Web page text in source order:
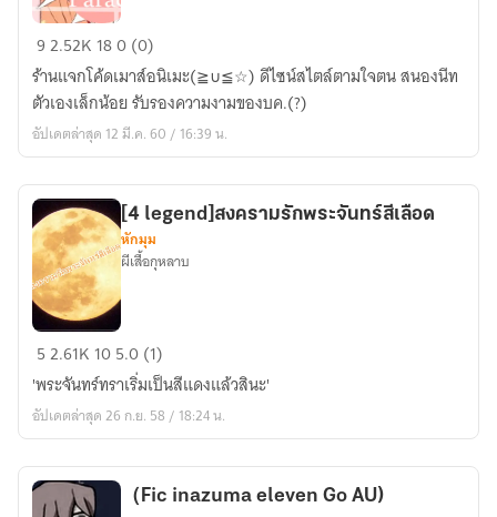
รัก
ใสๆ
หัวใจ
ของ
ภาค1
รี
ไรท์]
❖Code
Mouse
Sweets
Parade❖
92.52K 180 (0)
ร้านแจกโค้ดเมาส์อนิเมะ(≧∪≦☆) ดีไซน์สไตล์ตามใจตน สนองนีท
ตัวเองเล็กน้อย รับรองความงามของบค.(?)
อัปเดตล่าสุด 12 มี.ค. 60 / 16:39 น.
[4
legend]สงคราม
รัก
พระจันทร์
เลือด
[4 legend]สงครามรักพระจันทร์สีเลือด
หักมุม
ผีเสื้อกุหลาบ
52.61K 105.0 (1)
'พระจันทร์ทราเริ่มเป็นสีแดงแล้วสินะ'
อัปเดตล่าสุด 26 ก.ย. 58 / 18:24 น.
（Fic inazuma eleven Go AU)